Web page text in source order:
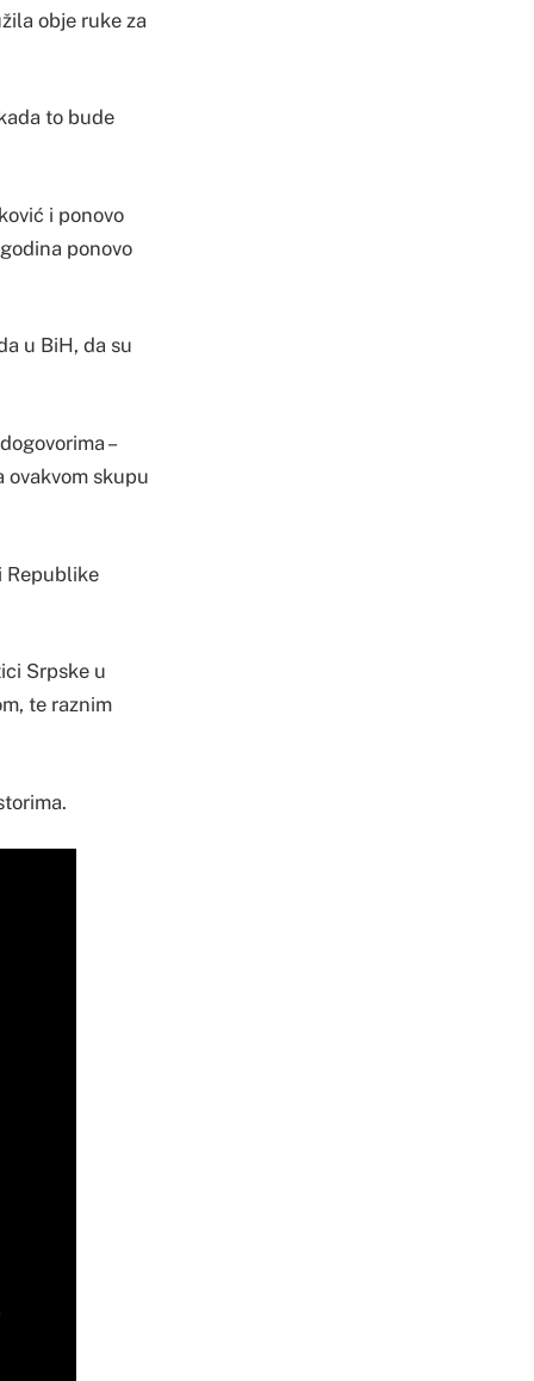
obje ruke za
to bude
i ponovo
ponovo
u BiH, da su
–
ovakvom skupu
Republike
Srpske u
te raznim